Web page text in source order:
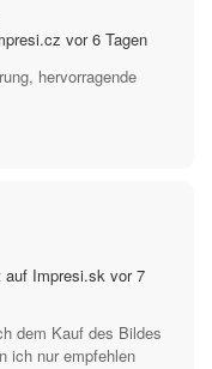
vor 6 Tagen
hervorragende
auf Impresi.sk vor 7
dem Kauf des Bildes
ich nur empfehlen